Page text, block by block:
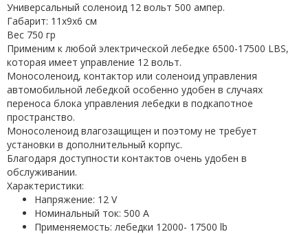
Универсальный соленоид 12 вольт 500 ампер.
Габарит: 11х9х6 см
Вес 750 гр
Применим к любой электрической лебедке 6500-17500 LBS,
которая имеет управление 12 вольт.
Моносоленоид, контактор или соленоид управления
автомобильной лебедкой особенно удобен в случаях
переноса блока управления лебедки в подкапотное
пространство.
Моносоленоид влагозащищен и поэтому не требует
установки в дополнительный корпус.
Благодаря доступности контактов очень удобен в
обслуживании.
Характеристики:
Напряжение: 12 V
Номинальный ток: 500 А
Применяемость: лебедки 12000- 17500 lb